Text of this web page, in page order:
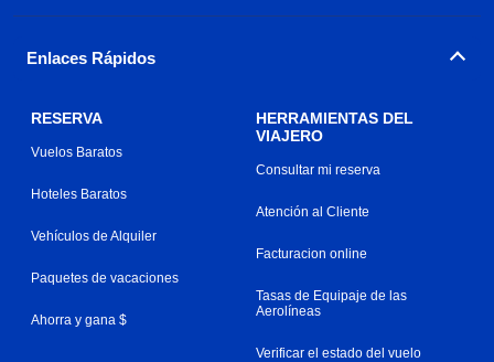
Enlaces Rápidos
RESERVA
Vuelos Baratos
Hoteles Baratos
Vehículos de Alquiler
Paquetes de vacaciones
Ahorra y gana $
HERRAMIENTAS DEL
VIAJERO
Consultar mi reserva
Atención al Cliente
Facturacion online
Tasas de Equipaje de las
Aerolíneas
Verificar el estado del vuelo